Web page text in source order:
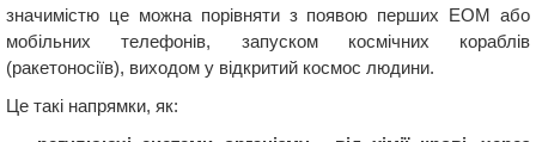
значимістю це можна порівняти з появою перших ЕОМ або
мобільних телефонів, запуском космічних кораблів
(ракетоносіїв), виходом у відкритий космос людини.
Це такі напрямки, як: